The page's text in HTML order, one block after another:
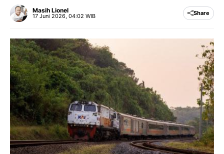
Masih Lionel
17 Juni 2026, 04:02 WIB Share